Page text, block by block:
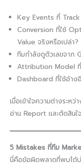
Key Events ที่
Conversion ที่ใช้
Value จริงหรือเปล่า?
ทีมกำลังดูตัวเลขจาก
Attribution Model ที่
Dashboard ที่ใช้อ้า
เมื่อเข้าใจความต่างระ
อ่าน Report และตัดสินใ
5 Mistakes ที่ทีม
นี่คือข้อผิดพลาดที่พบได้